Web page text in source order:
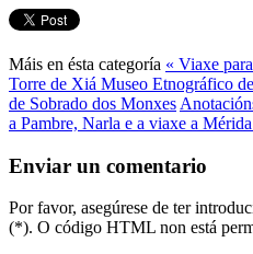
Máis en ésta categoría « Viaxe
Torre de Xiá Museo Etnográfico
de Sobrado dos Monxes
a Pambre, Narla e a viaxe a
Enviar un comentario
Por favor, asegúrese de ter
(*). O código HTML non está